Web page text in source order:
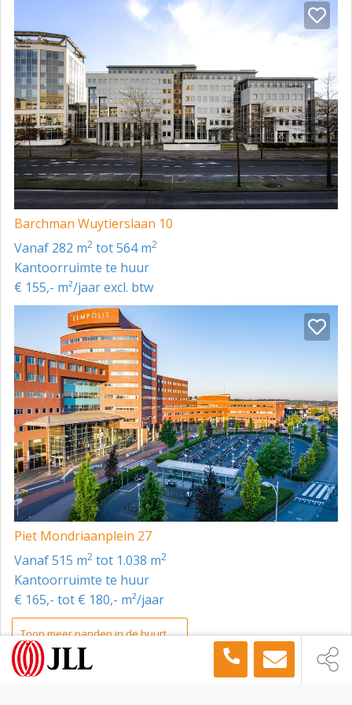
- wandgotensysteem en wandcontactdozen;
- pantry.
De sanitaire voorzieningen bevinden zich in de
algemene ruimte. Het gebouw is verder voorzien van
onder meer 2 personenliften en een
ontruimingsinstallatie.
Huurtermijn
Het betreft een onderverhuursituatie, een flexibele
huurtermijn is bespreekbaar.
Barchman Wuytierslaan 10
vanaf 282 m2 tot 564 m2
Kantoorruimte te huur
€ 155,- m²/jaar excl. btw
Piet Mondriaanplein 27
vanaf 515 m2 tot 1.038 m2
Kantoorruimte te huur
€ 165,- tot € 180,- m²/jaar
Toon meer panden in de buurt →